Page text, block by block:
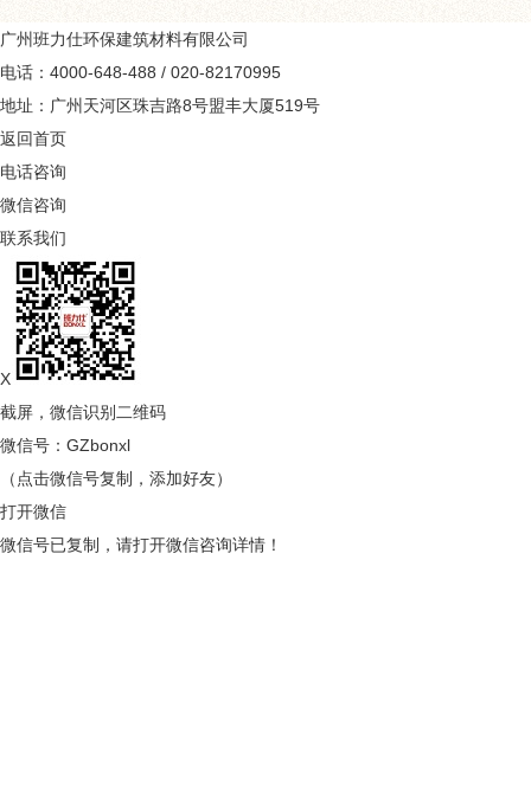
广州班力仕环保建筑材料有限公司
电话：4000-648-488 / 020-82170995
地址：广州天河区珠吉路8号盟丰大厦519号
返回首页
电话咨询
微信咨询
联系我们
X
截屏，微信识别二维码
微信号： GZbonxl
（点击微信号复制，添加好友）
打开微信
微信号已复制，请打开微信咨询详情！